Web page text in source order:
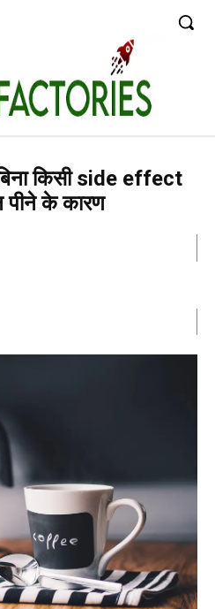
किसी side effect
के कारण